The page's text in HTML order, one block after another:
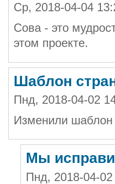
Ср, 2018-04-04
Сова - это
этом проекте.
Шаблон
Пнд, 2018-04-02
Изменили шаблон
Мы
Пнд, 2018-04-